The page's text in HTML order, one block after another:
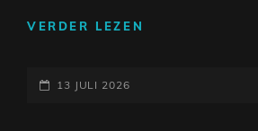
VERDER LEZEN
GEPLAATST
13 JULI 2026